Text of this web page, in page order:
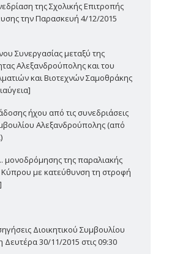
της Σχολικής Επιτροπής
την Παρασκευή 4/12/2015
Συνεργασίας μεταξύ της
Αλεξανδρούπολης και του
και Βιοτεχνών Σαμοθράκης
ήχου από τις συνεδριάσεις
Αλεξανδρούπολης (από
μονοδρόμησης της παραλιακής
με κατεύθυνση τη στροφή
Διοικητικού Συμβουλίου
30/11/2015 στις 09:30